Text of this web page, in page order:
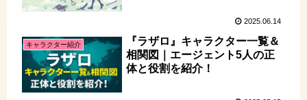
2025.06.14
キャラクター紹介
『ラザロ』キャラクター一覧＆
相関図｜エージェント5人の正
体と役割を紹介！